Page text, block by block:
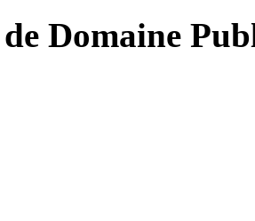
Domaine